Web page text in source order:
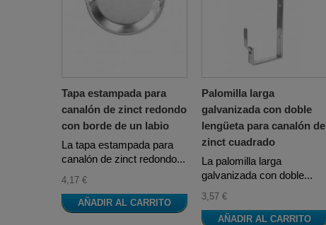
Tapa estampada para
canalón de zinct redondo
con borde de un labio
La tapa estampada para
canalón de zinct redondo...
4,17 €
AÑADIR AL CARRITO
Palomilla larga
galvanizada con doble
lengüeta para canalón de
zinct cuadrado
La palomilla larga
galvanizada con doble...
3,57 €
AÑADIR AL CARRITO